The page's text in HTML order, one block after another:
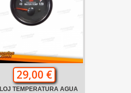
29,00 €
TEMPERATURA AGUA